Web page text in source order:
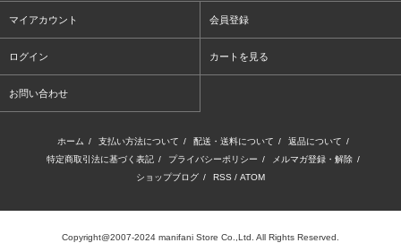
マイアカウント 会員登録
ログイン カートを見る
お問い合わせ
ホーム / 支払い方法について / 配送・送料について / 返品について /
特定商取引法に基づく表記 / プライバシーポリシー / メルマガ登録・解除 /
ショップブログ / RSS / ATOM
Copyright@2007-2024 manifani Store Co.,Ltd. All Rights Reserved.